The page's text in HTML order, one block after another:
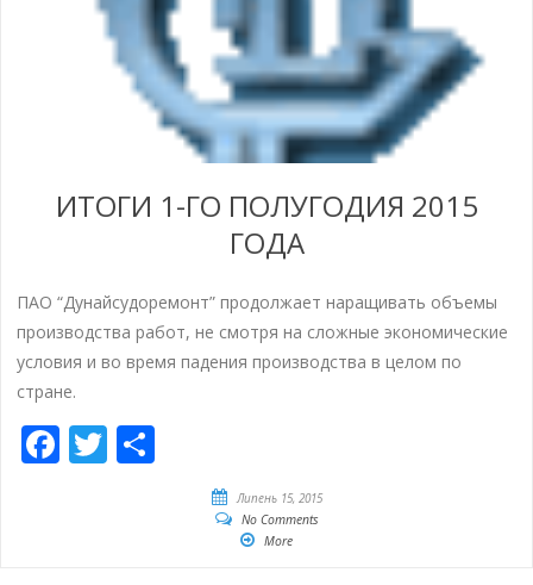
ИТОГИ 1-ГО ПОЛУГОДИЯ 2015
ГОДА
ПАО “Дунайсудоремонт” продолжает наращивать объемы
производства работ, не смотря на сложные экономические
условия и во время падения производства в целом по
стране.
Facebook
Twitter
Липень 15, 2015
No Comments
More